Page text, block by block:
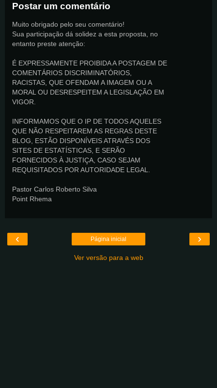
Postar um comentário
Muito obrigado pelo seu comentário!
Sua participação dá solidez a esta proposta, no
entanto preste atenção:
É EXPRESSAMENTE PROIBIDA A POSTAGEM DE
COMENTÁRIOS DISCRIMINATÓRIOS,
RACISTAS, QUE OFENDAM A IMAGEM OU A
MORAL OU DESRESPEITEM A LEGISLAÇÃO EM
VIGOR.
INFORMAMOS QUE O IP DE TODOS AQUELES
QUE NÃO RESPEITAREM AS REGRAS DESTE
BLOG, ESTÃO DISPONÍVEIS ATRAVÉS DOS
SITES DE ESTATÍSTICAS, E SERÃO
FORNECIDOS À JUSTIÇA, CASO SEJAM
REQUISITADOS POR AUTORIDADE LEGAL.
Pastor Carlos Roberto Silva
Point Rhema
‹ ›
Página inicial
Ver versão para a web